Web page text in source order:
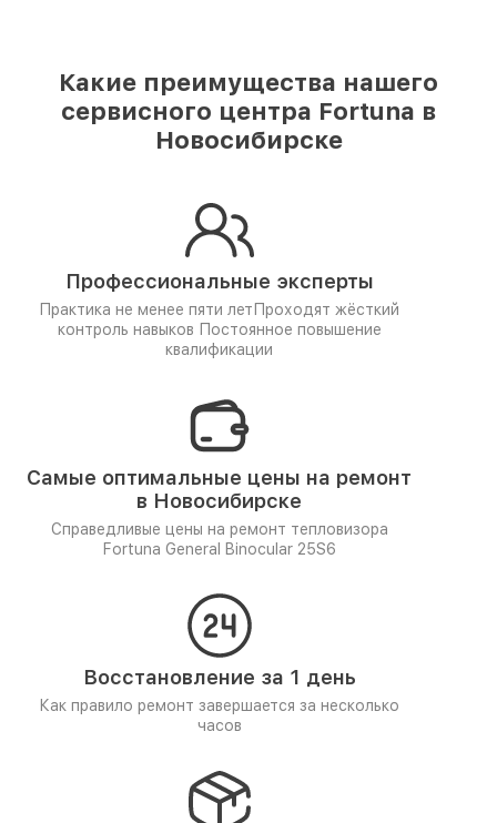
Какие преимущества нашего
сервисного центра Fortuna в
Новосибирске
Профессиональные эксперты
Практика не менее пяти лет Проходят жёсткий
контроль навыков Постоянное повышение
квалификации
Самые оптимальные цены на ремонт
в Новосибирске
Справедливые цены на ремонт тепловизора
Fortuna General Binocular 25S6
Восстановление за 1 день
Как правило ремонт завершается за несколько
часов